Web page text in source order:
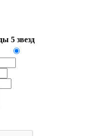
5 звезд